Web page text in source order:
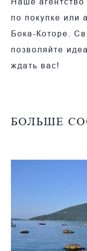
Наше
по покупке или
Бока-Которе.
позволяйте
ждать вас!
БОЛЬШЕ